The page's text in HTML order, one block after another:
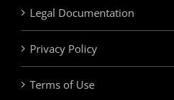
Legal Documentation
Privacy Policy
Terms of Use